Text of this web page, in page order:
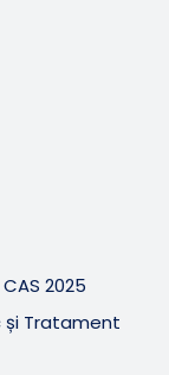
2025
și Tratament